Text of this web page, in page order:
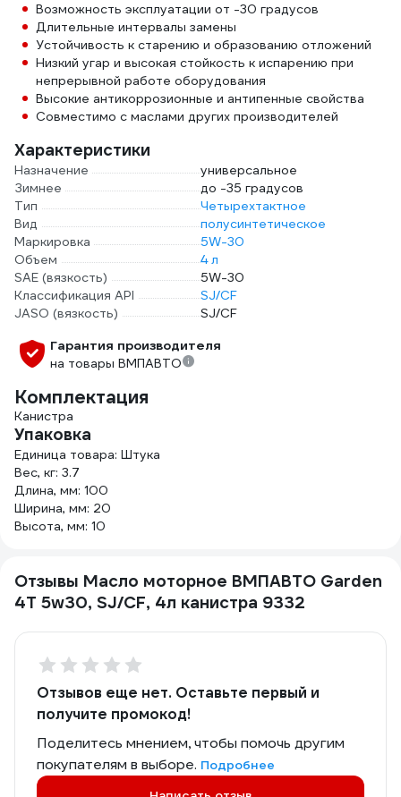
Возможность эксплуатации от -30 градусов
Длительные интервалы замены
Устойчивость к старению и образованию отложений
Низкий угар и высокая стойкость к испарению при
непрерывной работе оборудования
Высокие антикоррозионные и антипенные свойства
Совместимо с маслами других производителей
Характеристики
Назначение
универсальное
Зимнее
до -35 градусов
Тип
Четырехтактное
Вид
полусинтетическое
Маркировка
5W-30
Объем
4 л
SAE (вязкость)
5W-30
Классификация API
SJ/CF
JASO (вязкость)
SJ/CF
Гарантия производителя
на товары ВМПАВТО
Комплектация
Канистра
Упаковка
Единица товара: Штука
Вес, кг: 3.7
Длина, мм: 100
Ширина, мм: 20
Высота, мм: 10
Отзывы Масло моторное ВМПАВТО Garden
4Т 5w30, SJ/CF, 4л канистра 9332
Отзывов еще нет. Оставьте первый и
получите промокод!
Поделитесь мнением, чтобы помочь другим
покупателям в выборе. Подробнее